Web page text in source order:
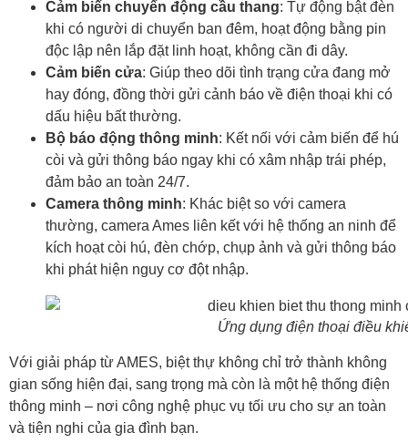
Cảm biến chuyển động cầu thang: Tự động bật đèn
khi có người di chuyển ban đêm, hoạt động bằng pin
độc lập nên lắp đặt linh hoạt, không cần đi dây.
Cảm biến cửa: Giúp theo dõi tình trạng cửa đang mở
hay đóng, đồng thời gửi cảnh báo về điện thoại khi có
dấu hiệu bất thường.
Bộ báo động thông minh: Kết nối với cảm biến để hú
còi và gửi thông báo ngay khi có xâm nhập trái phép,
đảm bảo an toàn 24/7.
Camera thông minh: Khác biệt so với camera
thường, camera Ames liên kết với hệ thống an ninh để
kích hoạt còi hú, đèn chớp, chụp ảnh và gửi thông báo
khi phát hiện nguy cơ đột nhập.
Ứng dụng điện thoại điều
Với giải pháp từ AMES, biệt thự không chỉ trở thành không
gian sống hiện đại, sang trọng mà còn là một hệ thống điện
thông minh – nơi công nghệ phục vụ tối ưu cho sự an toàn
và tiện nghi của gia đình bạn.